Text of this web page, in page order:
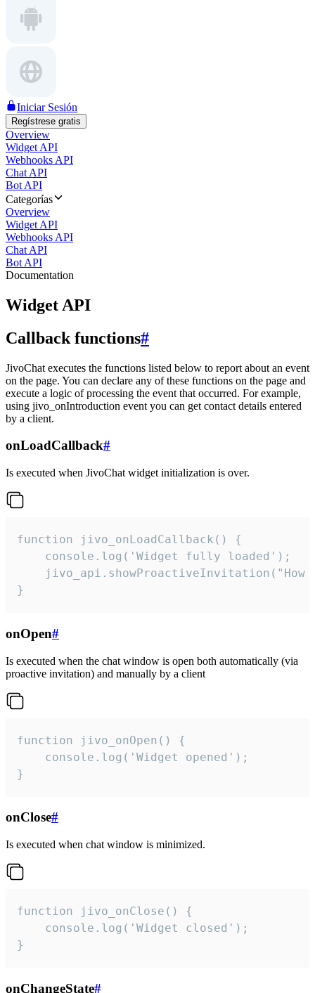
Iniciar Sesión
Regístrese gratis
Overview
Widget API
Webhooks API
Chat API
Bot API
Categorías
Overview
Widget API
Webhooks API
Chat API
Bot API
Documentation
Widget API
Callback functions#
JivoChat executes the functions listed below to report about an event
on the page. You can declare any of these functions on the page and
execute a logic of processing the event that occurred. For example,
using jivo_onIntroduction event you can get contact details entered
by a client.
onLoadCallback#
Is executed when JivoChat widget initialization is over.
function jivo_onLoadCallback() {
    console.log('Widget fully loaded');
jivo_api.showProactiveInvitation("How
}
onOpen#
Is executed when the chat window is open both automatically (via
proactive invitation) and manually by a client
function jivo_onOpen() {
    console.log('Widget opened');
}
onClose#
Is executed when chat window is minimized.
function jivo_onClose() {
    console.log('Widget closed');
}
onChangeState#